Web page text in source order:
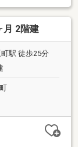
月 2階建
町駅 徒歩25分